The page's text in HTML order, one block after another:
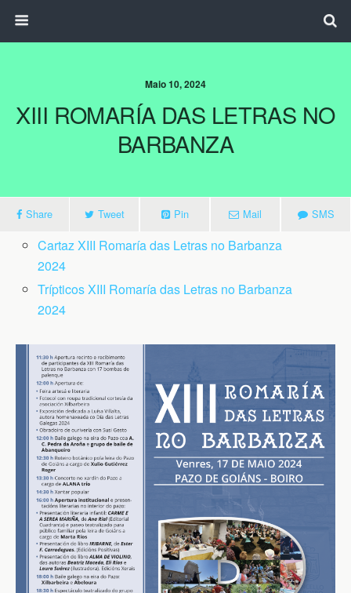
Maio 10, 2024
XIII ROMARÍA DAS LETRAS NO
BARBANZA
Share Tweet Pin Mail SMS
Cartaz XIII Romaría das Letras no Barbanza
2024
Trípticos XIII Romaría das Letras no Barbanza
2024